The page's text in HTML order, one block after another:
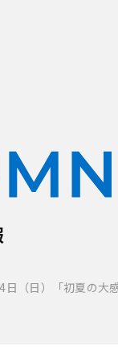
日（日）「初夏の大